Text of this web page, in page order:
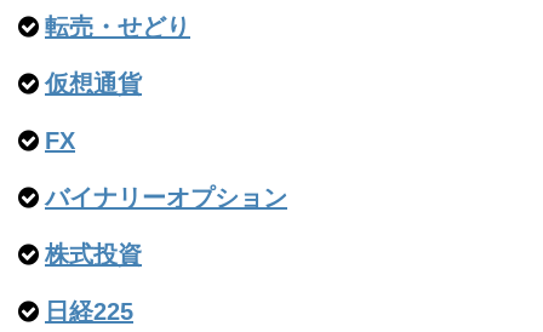
転売・せどり
仮想通貨
FX
バイナリーオプション
株式投資
日経225